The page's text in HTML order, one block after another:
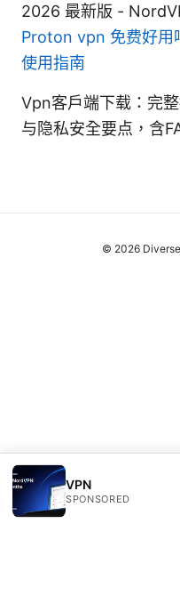
2026 最新版 -
Proton vpn 免费好用
使用指南
Vpn客户端下载：完
与隐私安全要点，含
VPN
SPONSORED
© 2026